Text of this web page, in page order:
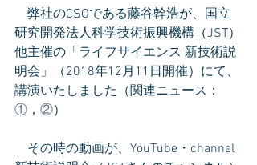
弊社のCSOである藤谷幹浩が、国立
研究開発法人科学技術振興機構（JST）
他主催の「ライフサイエンス 新技術説
明会」（2018年12月11日開催）にて、
講演いたしました（関連ニュース：
① ， ②）
その時の動画が、YouTube・channel